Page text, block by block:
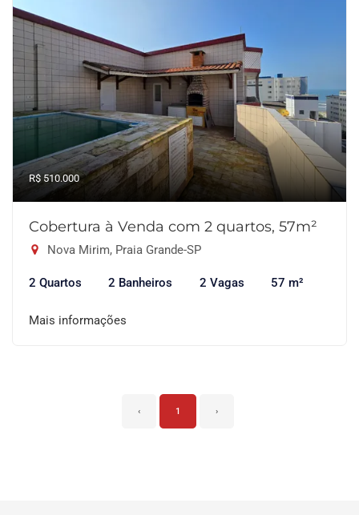
R$ 510.000
Cobertura à Venda com 2 quartos, 57m²
Nova Mirim, Praia Grande-SP
2 Quartos 2 Banheiros 2 Vagas 57 m²
Mais informações
‹ 1 ›